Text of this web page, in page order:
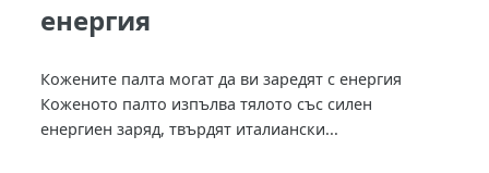
енергия
Кожените палта могат да ви заредят с енергия
Коженото палто изпълва тялото със силен
енергиен заряд, твърдят италиански...